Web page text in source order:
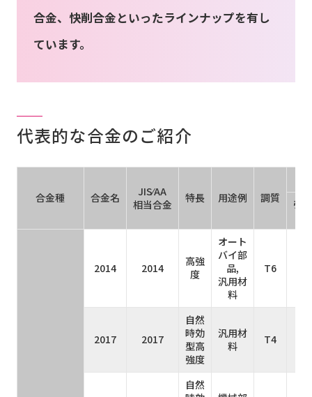
合金、快削合金といったラインナップを有し
ています。
代表的な合金のご紹介
合金種 合金名
JIS⁄AA
相当合金
特長 用途例 調質
引
2014 2014
高強
度
オート
バイ部
品,
汎用材
料
T6
2017 2017
自然
時効
型高
強度
汎用材
料
T4
自然